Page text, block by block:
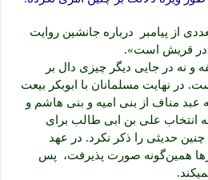
از پیامبر درباره جانشین روایت
در قریش است».
و نه در جایی دیگر چیزی دال بر
در نهایت مسلمانان با ابوبکر بیعت
عبد مناف از بنی امیه و بنی هاشم و
انتخاب علی بن ابی طالب برای
چنین حدیثی را ذکر نکرد. در عهد
همین‌گونه صورت پذیرفت، پس